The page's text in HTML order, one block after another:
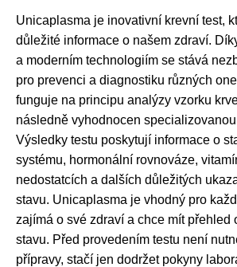
Unicaplasma je inovativní krevní test,
důležité informace o našem zdraví.
a moderním technologiím se stává
pro prevenci a diagnostiku různých
funguje na principu analýzy vzorku
následně vyhodnocen
Výsledky testu poskytují informace o
systému, hormonální rovnováze,
nedostatcích a dalších důležitých
stavu. Unicaplasma je vhodný pro
zajímá o své zdraví a chce mít přehled
stavu. Před provedením testu není
přípravy, stačí jen dodržet pokyny